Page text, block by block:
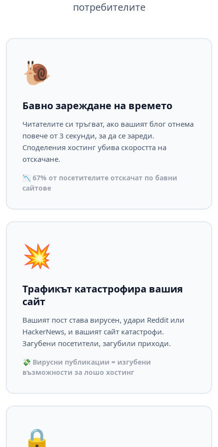
потребителите
🐌
Бавно зареждане на времето
Читателите си тръгват, ако вашият блог отнема
повече от 3 секунди, за да се зареди.
Споделения хостинг убива скоростта на
отскачане.
📉 67% от посетителите отскачат по бавни
сайтове
💥
Трафикът катастрофира вашия
сайт
Вашият пост става вирусен, удари Reddit или
HackerNews, и вашият сайт катастрофи.
Загубени посетители, загубили приходи.
💸 Вирусни публикации = изгубени
възможности за лошо хостинг
🔒